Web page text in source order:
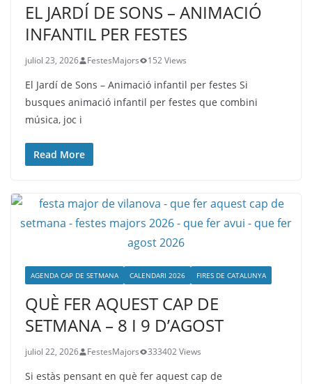
EL JARDÍ DE SONS – ANIMACIÓ
INFANTIL PER FESTES
juliol 23, 2026 FestesMajors 152 Views
El Jardí de Sons – Animació infantil per festes Si
busques animació infantil per festes que combini
música, joc i
Read More
AGENDA CAP DE SETMANA CALENDARI 2026 FIRES DE CATALUNYA
QUÈ FER AQUEST CAP DE
SETMANA – 8 I 9 D’AGOST
juliol 22, 2026 FestesMajors 333402 Views
Si estàs pensant en què fer aquest cap de